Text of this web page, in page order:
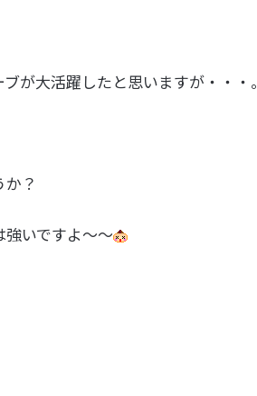
が大活躍したと思いますが・・・。
？
いですよ～～